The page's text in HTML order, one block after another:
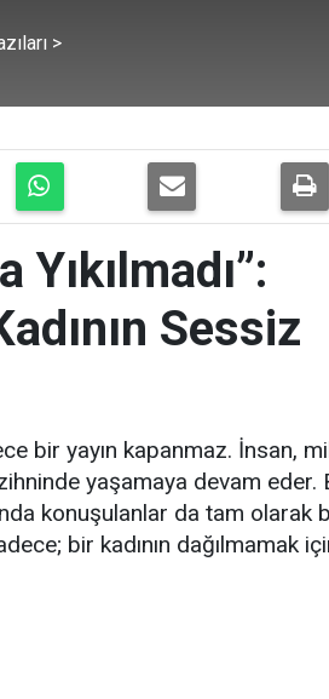
>
Sessiz
bir yayın kapanmaz. İnsan,
yaşamaya devam eder.
konuşulanlar da tam olarak
bir kadının dağılmamak